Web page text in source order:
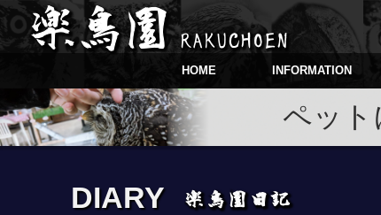
HOME INFORMATION
ペット
DIARY